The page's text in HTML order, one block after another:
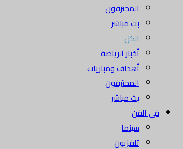
المحترفون
بث مباشر
الكل
أخبار الرياضة
أهداف ومباريات
المحترفون
بث مباشر
في الفن
سينما
تلفزيون